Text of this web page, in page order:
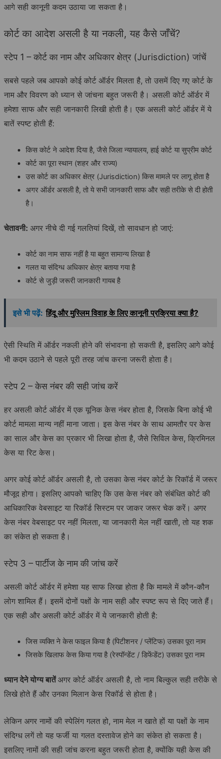
आगे सही कानूनी कदम उठाया जा सकता है।
कोर्ट का आदेश असली है या नकली, यह कैसे जाँचें?
स्टेप 1 – कोर्ट का नाम और अधिकार क्षेत्र (Jurisdiction) जांचें
सबसे पहले जब आपको कोई कोर्ट ऑर्डर मिलता है, तो उसमें दिए गए कोर्ट के
नाम और विवरण को ध्यान से जांचना बहुत जरूरी है। असली कोर्ट ऑर्डर में
हमेशा साफ और सही जानकारी लिखी होती है। एक असली कोर्ट ऑर्डर में ये
बातें स्पष्ट होती हैं:
किस कोर्ट ने आदेश दिया है, जैसे जिला न्यायालय, हाई कोर्ट या सुप्रीम कोर्ट
कोर्ट का पूरा स्थान (शहर और राज्य)
उस कोर्ट का अधिकार क्षेत्र (Jurisdiction) किस मामले पर लागू होता है
अगर ऑर्डर असली है, तो ये सभी जानकारी साफ और सही तरीके से दी होती
है।
चेतावनी: अगर नीचे दी गई गलतियां दिखें, तो सावधान हो जाएं:
कोर्ट का नाम साफ नहीं है या बहुत सामान्य लिखा है
गलत या संदिग्ध अधिकार क्षेत्र बताया गया है
कोर्ट से जुड़ी जरूरी जानकारी गायब है
इसे भी पढ़ें: हिंदू और मुस्लिम विवाह के लिए कानूनी प्रक्रिया क्या है?
ऐसी स्थिति में ऑर्डर नकली होने की संभावना हो सकती है, इसलिए आगे कोई
भी कदम उठाने से पहले पूरी तरह जांच करना जरूरी होता है।
स्टेप 2 – केस नंबर की सही जांच करें
हर असली कोर्ट ऑर्डर में एक यूनिक केस नंबर होता है, जिसके बिना कोई भी
कोर्ट मामला मान्य नहीं माना जाता। इस केस नंबर के साथ आमतौर पर केस
का साल और केस का प्रकार भी लिखा होता है, जैसे सिविल केस, क्रिमिनल
केस या रिट केस।
अगर कोई कोर्ट ऑर्डर असली है, तो उसका केस नंबर कोर्ट के रिकॉर्ड में जरूर
मौजूद होगा। इसलिए आपको चाहिए कि उस केस नंबर को संबंधित कोर्ट की
आधिकारिक वेबसाइट या रिकॉर्ड सिस्टम पर जाकर जरूर चेक करें। अगर
केस नंबर वेबसाइट पर नहीं मिलता, या जानकारी मेल नहीं खाती, तो यह शक
का संकेत हो सकता है।
स्टेप 3 – पार्टीज के नाम की जांच करें
असली कोर्ट ऑर्डर में हमेशा यह साफ लिखा होता है कि मामले में कौन-कौन
लोग शामिल हैं। इसमें दोनों पक्षों के नाम सही और स्पष्ट रूप से दिए जाते हैं।
एक सही और असली कोर्ट ऑर्डर में ये जानकारी होती है:
जिस व्यक्ति ने केस फाइल किया है (पिटीशनर / प्लेंटिफ) उसका पूरा नाम
जिसके खिलाफ केस किया गया है (रेस्पॉन्डेंट / डिफेंडेंट) उसका पूरा नाम
ध्यान देने योग्य बातेंअगर कोर्ट ऑर्डर असली है, तो नाम बिल्कुल सही तरीके से
लिखे होते हैं और उनका मिलान केस रिकॉर्ड से होता है।
लेकिन अगर नामों की स्पेलिंग गलत हो, नाम मेल न खाते हों या पक्षों के नाम
संदिग्ध लगें तो यह फर्जी या गलत दस्तावेज होने का संकेत हो सकता है।
इसलिए नामों की सही जांच करना बहुत जरूरी होता है, क्योंकि यही केस की